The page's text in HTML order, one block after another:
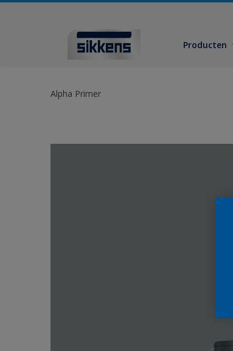
Producten
Alpha Primer